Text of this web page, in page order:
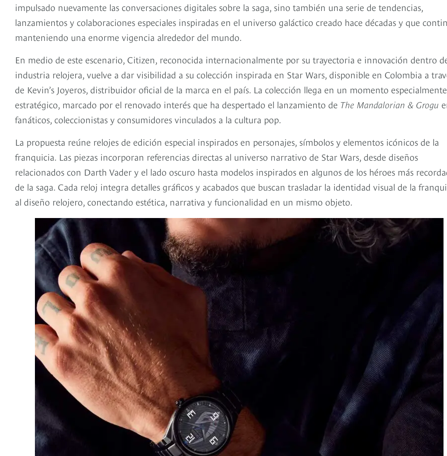
impulsado nuevamente las conversaciones digitales sobre la saga, sino también una serie de tendencias,
lanzamientos y colaboraciones especiales inspiradas en el universo galáctico creado hace décadas y que
manteniendo una enorme vigencia alrededor del mundo.
En medio de este escenario, Citizen, reconocida internacionalmente por su trayectoria e innovación dentro
industria relojera, vuelve a dar visibilidad a su colección inspirada en Star Wars, disponible en Colombia a
de Kevin’s Joyeros, distribuidor oficial de la marca en el país. La colección llega en un momento especialmente
estratégico, marcado por el renovado interés que ha despertado el lanzamiento de The Mandalorian & Grogu
fanáticos, coleccionistas y consumidores vinculados a la cultura pop.
La propuesta reúne relojes de edición especial inspirados en personajes, símbolos y elementos icónicos de la
franquicia. Las piezas incorporan referencias directas al universo narrativo de Star Wars, desde diseños
relacionados con Darth Vader y el lado oscuro hasta modelos inspirados en algunos de los héroes más
de la saga. Cada reloj integra detalles gráficos y acabados que buscan trasladar la identidad visual de la
al diseño relojero, conectando estética, narrativa y funcionalidad en un mismo objeto.